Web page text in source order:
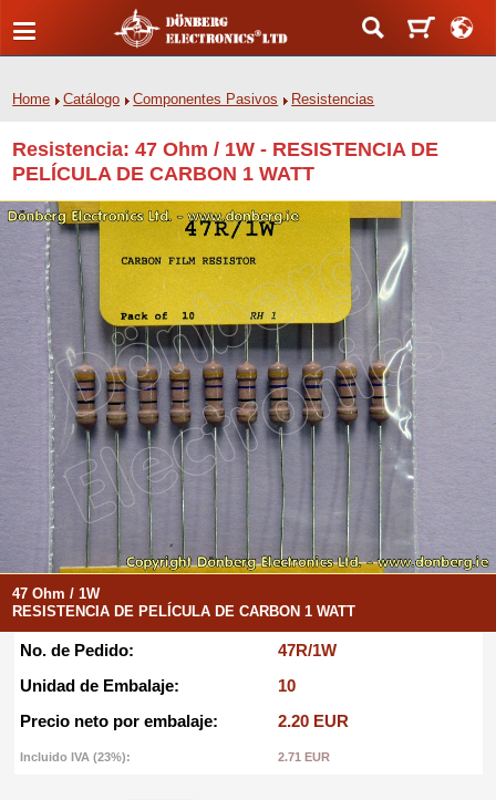
Home Catálogo Componentes Pasivos Resistencias
Resistencia: 47 Ohm / 1W - RESISTENCIA DE
PELÍCULA DE CARBON 1 WATT
47 Ohm / 1W
RESISTENCIA DE PELÍCULA DE CARBON 1 WATT
No. de Pedido:
47R/1W
Unidad de Embalaje:
10
Precio neto por embalaje:
2.20 EUR
Incluido IVA (23%): 2.71 EUR